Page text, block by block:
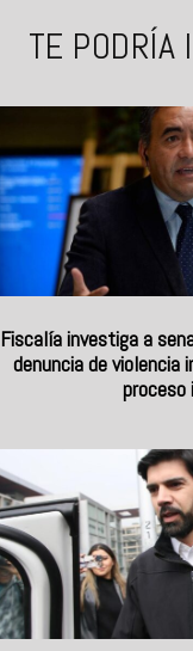
TE PODRÍA
Fiscalía investiga a
denuncia de violencia
proceso